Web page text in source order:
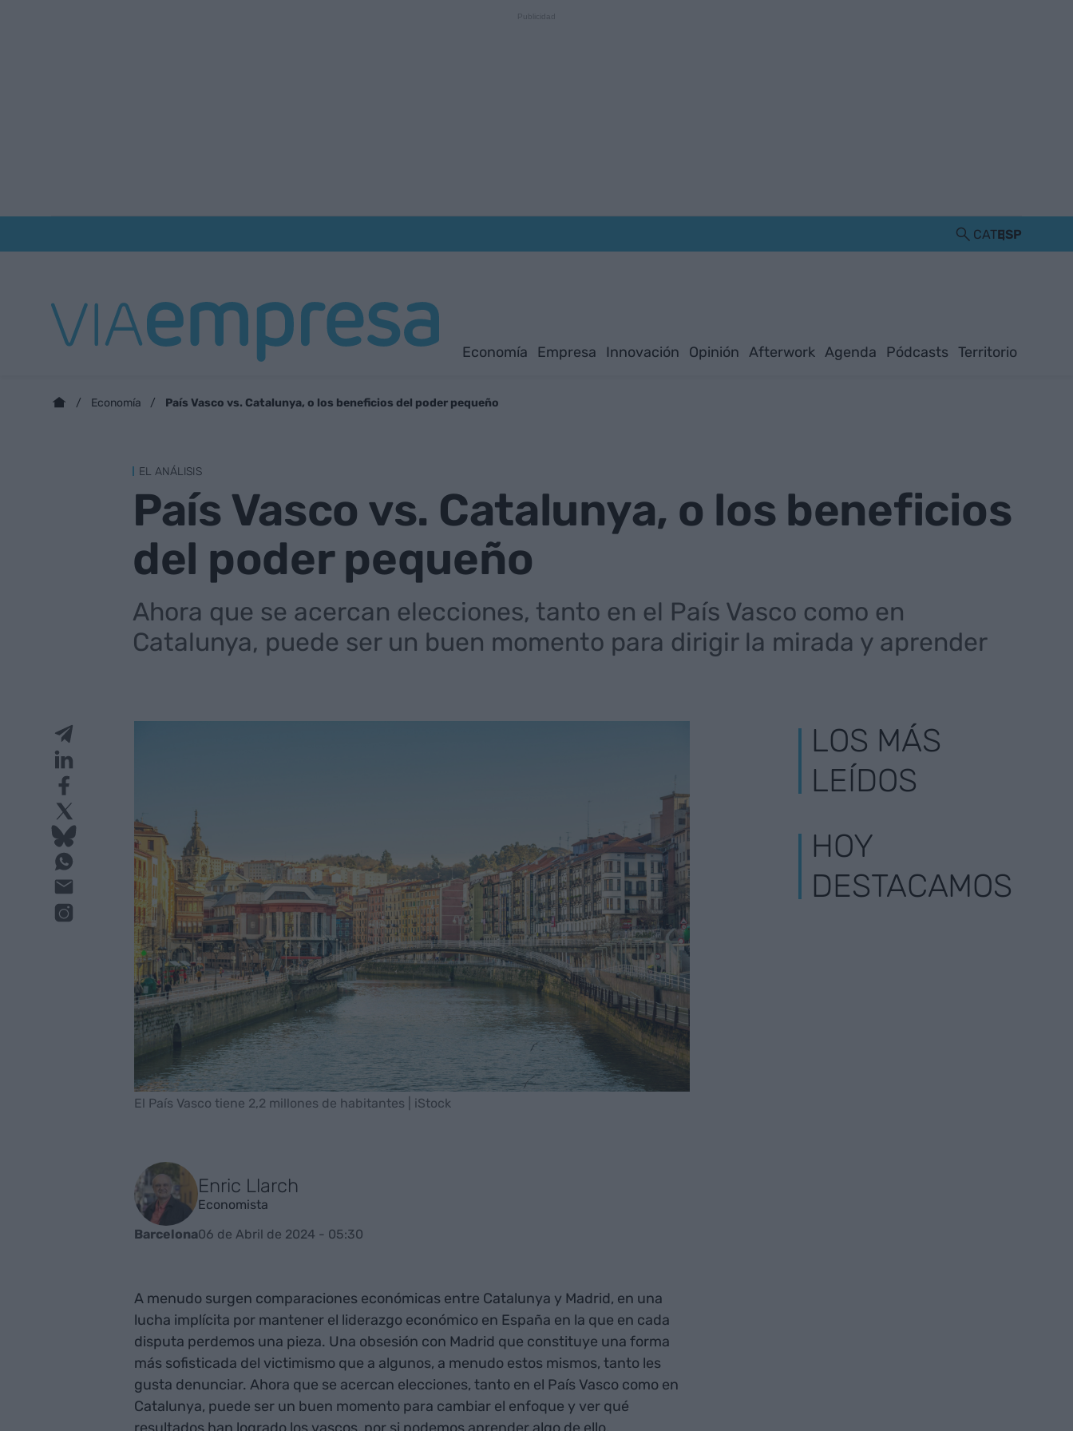
CATESP
Economía Empresa Innovación Opinión Afterwork Agenda Pódcasts Territorio
Economía País Vasco vs. Catalunya, o los beneficios del poder pequeño
EL ANÁLISIS
País Vasco vs. Catalunya, o los beneficios
del poder pequeño
Ahora que se acercan elecciones, tanto en el País Vasco como en
Catalunya, puede ser un buen momento para dirigir la mirada y aprender
El País Vasco tiene 2,2 millones de habitantes | iStock
Enric Llarch
Economista
Barcelona06 de Abril de 2024 - 05:30
A menudo surgen comparaciones económicas entre Catalunya y Madrid, en una
lucha implícita por mantener el liderazgo económico en España en la que en cada
disputa perdemos una pieza. Una obsesión con Madrid que constituye una forma
más sofisticada del victimismo que a algunos, a menudo estos mismos, tanto les
gusta denunciar. Ahora que se acercan elecciones, tanto en el País Vasco como en
Catalunya, puede ser un buen momento para cambiar el enfoque y ver qué
LOS MÁS
LEÍDOS
HOY
DESTACAMOS